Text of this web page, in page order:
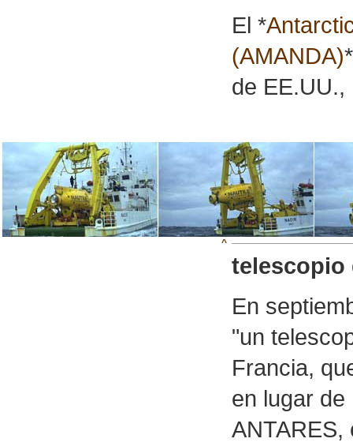
El *
(AMANDA)
de EE.UU.,
^
telescopio
En
"un
Francia,
en lugar de
ANTARES,